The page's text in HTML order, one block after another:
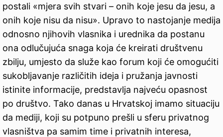
postali «mjera svih stvari – onih koje jesu da jesu, a
onih koje nisu da nisu». Upravo to nastojanje medija
odnosno njihovih vlasnika i urednika da postanu
ona odlučujuća snaga koja će kreirati društvenu
zbilju, umjesto da služe kao forum koji će omogućiti
sukobljavanje različitih ideja i pružanja javnosti
istinite informacije, predstavlja najveću opasnost
po društvo. Tako danas u Hrvatskoj imamo situaciju
da mediji, koji su potpuno prešli u sferu privatnog
vlasništva pa samim time i privatnih interesa,